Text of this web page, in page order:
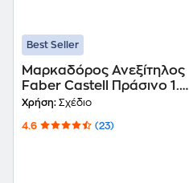
Best Seller
Μαρκαδόρος Ανεξίτηλος
Faber Castell Πράσινο 1.0
mm
Χρήση: Σχέδιο
4.6 (23)